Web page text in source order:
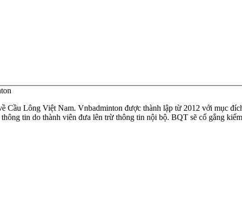
Cầu Lông Việt Nam. Vnbadminton được thành lập từ 2012 với mục
tin do thành viên đưa lên trừ thông tin nội bộ. BQT sẽ cố gắng